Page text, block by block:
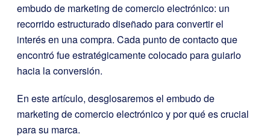
embudo de marketing de comercio electrónico: un
recorrido estructurado diseñado para convertir el
interés en una compra. Cada punto de contacto que
encontró fue estratégicamente colocado para guiarlo
hacia la conversión.
En este artículo, desglosaremos el embudo de
marketing de comercio electrónico y por qué es crucial
para su marca.